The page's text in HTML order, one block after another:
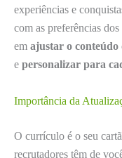
experiências e
com as preferências
em ajustar o conteúdo
e personalizar para
Importância da
O currículo é o seu
recrutadores têm de